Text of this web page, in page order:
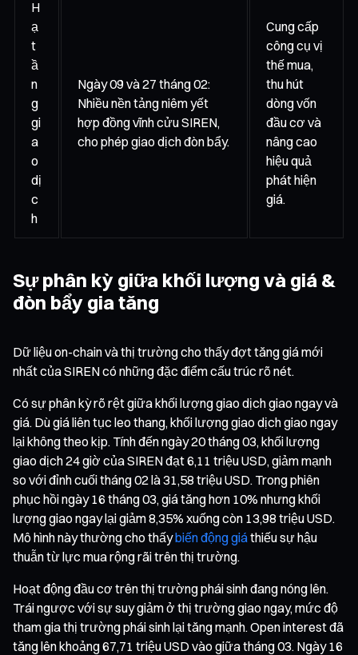
H
ạ
t
ầ
n
g
gi
a
o
dị
c
h
Ngày 09 và 27 tháng 02:
Nhiều nền tảng niêm yết
hợp đồng vĩnh cửu SIREN,
cho phép giao dịch đòn bẩy.
Cung cấp
công cụ vị
thế mua,
thu hút
dòng vốn
đầu cơ và
nâng cao
hiệu quả
phát hiện
giá.
Sự phân kỳ giữa khối lượng và giá &
đòn bẩy gia tăng
Dữ liệu on-chain và thị trường cho thấy đợt tăng giá mới
nhất của SIREN có những đặc điểm cấu trúc rõ nét.
Có sự phân kỳ rõ rệt giữa khối lượng giao dịch giao ngay và
giá. Dù giá liên tục leo thang, khối lượng giao dịch giao ngay
lại không theo kịp. Tính đến ngày 20 tháng 03, khối lượng
giao dịch 24 giờ của SIREN đạt 6,11 triệu USD, giảm mạnh
so với đỉnh cuối tháng 02 là 31,58 triệu USD. Trong phiên
phục hồi ngày 16 tháng 03, giá tăng hơn 10% nhưng khối
lượng giao ngay lại giảm 8,35% xuống còn 13,98 triệu USD.
Mô hình này thường cho thấybiến động giáthiếu sự hậu
thuẫn từ lực mua rộng rãi trên thị trường.
Hoạt động đầu cơ trên thị trường phái sinh đang nóng lên.
Trái ngược với sự suy giảm ở thị trường giao ngay, mức độ
tham gia thị trường phái sinh lại tăng mạnh. Open interest đã
tăng lên khoảng 67,71 triệu USD vào giữa tháng 03. Ngày 16